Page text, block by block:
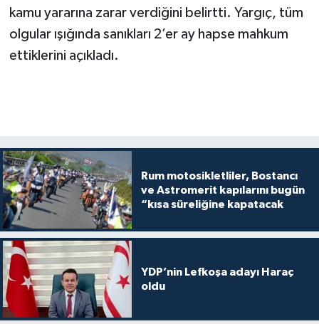
kamu yararına zarar verdiğini belirtti. Yargıç, tüm
olgular ışığında sanıkları 2’er ay hapse mahkum
ettiklerini açıkladı.
Rum motosikletliler, Bostancı
ve Astromerit kapılarını bugün
“kısa süreliğine kapatacak
YDP’nin Lefkoşa adayı Haraç
oldu